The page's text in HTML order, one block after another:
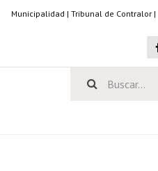
Municipalidad | Tribunal de Contralor |